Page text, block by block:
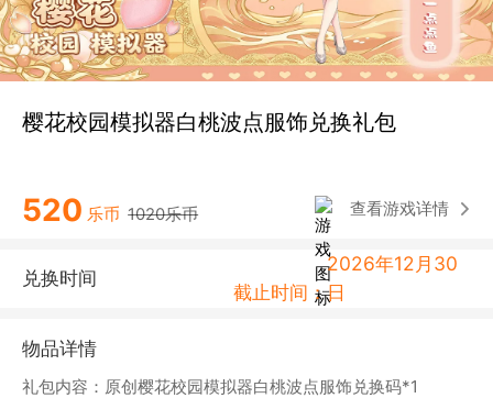
樱花校园模拟器白桃波点服饰兑换礼包
520 乐币 1020乐币 查看游戏详情
兑换时间
截止时间：
2026年12月30
日
物品详情
礼包内容：原创樱花校园模拟器白桃波点服饰兑换码*1